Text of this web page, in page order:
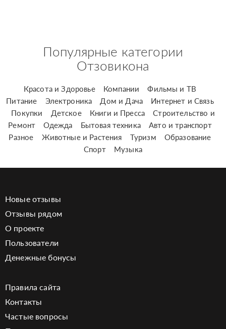
Популярные категории
Отзовикона
Красота и Здоровье Компании
Фильмы и ТВ
Питание
Электроника Дом и Дача
Интернет и Связь
Покупки
Детское Книги и Пресса
Строительство и
Ремонт
Одежда Бытовая техника
Авто и транспорт
Разное
Животные и Растения Туризм
Образование
Спорт
Музыка
Новые отзывы
Отзывы рядом
О проекте
Пользователи
Денежные бонусы
Правила сайта
Контакты
Частые вопросы